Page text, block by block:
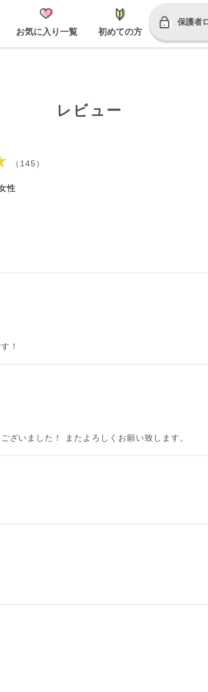
お気に入り一覧 初めての方
保護者
レビュー
（145）
性
！
ざいました！ またよろしくお願い致します。